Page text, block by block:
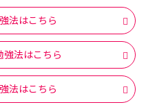
法はこちら
法はこちら
法はこちら